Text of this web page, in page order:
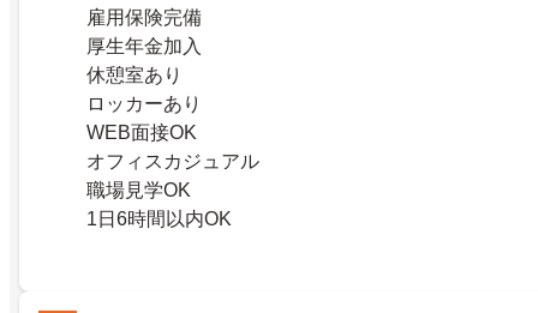
雇用保険完備
厚生年金加入
休憩室あり
ロッカーあり
WEB面接OK
オフィスカジュアル
職場見学OK
1日6時間以内OK